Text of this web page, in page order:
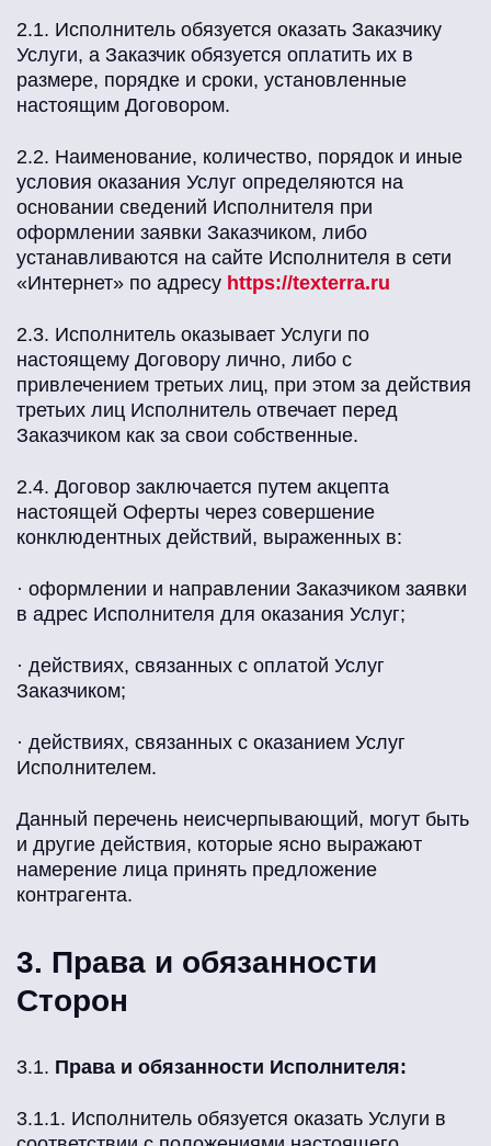
2.1. Исполнитель обязуется оказать Заказчику
Услуги, а Заказчик обязуется оплатить их в
размере, порядке и сроки, установленные
настоящим Договором.
2.2. Наименование, количество, порядок и иные
условия оказания Услуг определяются на
основании сведений Исполнителя при
оформлении заявки Заказчиком, либо
устанавливаются на сайте Исполнителя в сети
«Интернет» по адресу https://texterra.ru
2.3. Исполнитель оказывает Услуги по
настоящему Договору лично, либо с
привлечением третьих лиц, при этом за действия
третьих лиц Исполнитель отвечает перед
Заказчиком как за свои собственные.
2.4. Договор заключается путем акцепта
настоящей Оферты через совершение
конклюдентных действий, выраженных в:
· оформлении и направлении Заказчиком заявки
в адрес Исполнителя для оказания Услуг;
· действиях, связанных с оплатой Услуг
Заказчиком;
· действиях, связанных с оказанием Услуг
Исполнителем.
Данный перечень неисчерпывающий, могут быть
и другие действия, которые ясно выражают
намерение лица принять предложение
контрагента.
3. Права и обязанности
Сторон
3.1. Права и обязанности Исполнителя:
3.1.1. Исполнитель обязуется оказать Услуги в